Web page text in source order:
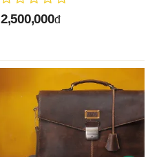
2,500,000đ